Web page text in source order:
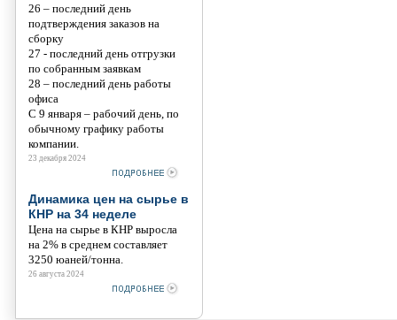
26 – последний день
подтверждения заказов на
сборку
27 - последний день отгрузки
по собранным заявкам
28 – последний день работы
офиса
С 9 января – рабочий день, по
обычному графику работы
компании.
23 декабря 2024
Динамика цен на сырье в
КНР на 34 неделе
Цена на сырье в КНР выросла
на 2% в среднем составляет
3250 юаней/тонна.
26 августа 2024